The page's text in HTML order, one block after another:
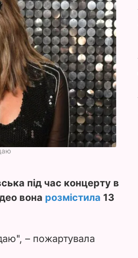
під час концерту в
вона розмістила 13
– пожартувала